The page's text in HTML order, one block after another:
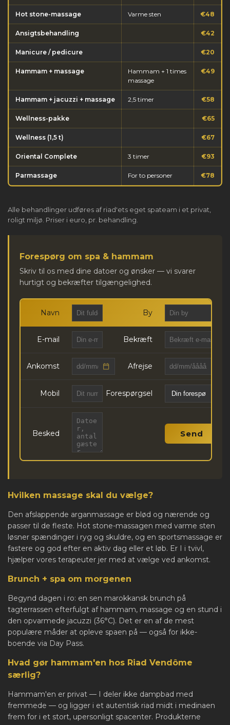
Hot stone-massage Varme sten €48
Ansigtsbehandling €42
Manicure / pedicure €20
Hammam + massage
Hammam + 1 times
massage
€49
Hammam + jacuzzi + massage 2,5 timer €58
Wellness-pakke €65
Wellness (1,5 t) €67
Oriental Complete 3 timer €93
Parmassage For to personer €78
Alle behandlinger udføres af riad'ets eget spateam i et privat,
roligt miljø. Priser i euro, pr. behandling.
Forespørg om spa & hammam
Skriv til os med dine datoer og ønsker — vi svarer
hurtigt og bekræfter tilgængelighed.
Navn By
E-mail Bekræft
Ankomst Afrejse
Mobil Forespørgsel
Besked
Hvilken massage skal du vælge?
Den afslappende arganmassage er blød og nærende og
passer til de fleste. Hot stone-massagen med varme sten
løsner spændinger i ryg og skuldre, og en sportsmassage er
fastere og god efter en aktiv dag eller et løb. Er I i tvivl,
hjælper vores terapeuter jer med at vælge ved ankomst.
Brunch + spa om morgenen
Begynd dagen i ro: en sen marokkansk brunch på
tagterrassen efterfulgt af hammam, massage og en stund i
den opvarmede jacuzzi (36°C). Det er en af de mest
populære måder at opleve spaen på — også for ikke-
boende via Day Pass.
Hvad gør hammam'en hos Riad Vendôme
særlig?
Hammam'en er privat — I deler ikke dampbad med
fremmede — og ligger i et autentisk riad midt i medinaen
frem for i et stort, upersonligt spacenter. Produkterne